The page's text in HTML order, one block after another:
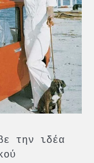
την ιδέα